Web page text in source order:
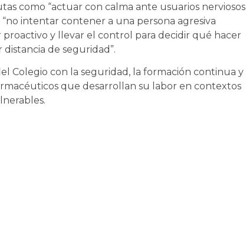
como “actuar con calma ante usuarios nerviosos
intentar contener a una persona agresiva
proactivo y llevar el control para decidir qué hacer
de seguridad”.
Colegio con la seguridad, la formación continua y
que desarrollan su labor en contextos